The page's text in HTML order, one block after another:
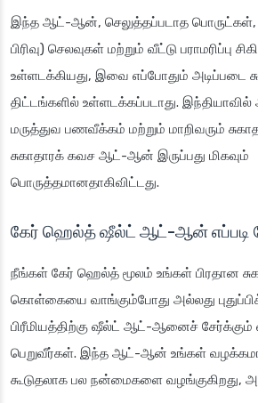
இந்த ஆட்-ஆன், செலுத்தப்படாத பொருட்கள்,
பிரிவு) செலவுகள் மற்றும் வீட்டு பராமரிப்பு
உள்ளடக்கியது, இவை எப்போதும் அடிப்படை
திட்டங்களில் உள்ளடக்கப்படாது. இந்தியாவில்
மருத்துவ பணவீக்கம் மற்றும் மாறிவரும்
சுகாதாரக் கவச ஆட்-ஆன் இருப்பது மிகவும்
பொருத்தமானதாகிவிட்டது.
கேர் ஹெல்த் ஷீல்ட் ஆட்-ஆன் எப்படி
நீங்கள் கேர் ஹெல்த் மூலம் உங்கள் பிரதான
கொள்கையை வாங்கும்போது அல்லது
பிரீமியத்திற்கு ஷீல்ட் ஆட்-ஆனைச் சேர்க்கும்
பெறுவீர்கள். இந்த ஆட்-ஆன் உங்கள்
கூடுதலாக பல நன்மைகளை வழங்குகிறது,